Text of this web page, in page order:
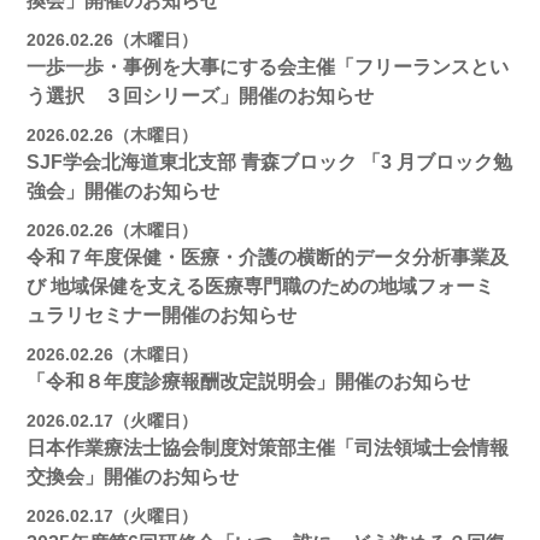
2026.02.26（木曜日）
一歩一歩・事例を大事にする会主催「フリーランスとい
う選択 ３回シリーズ」開催のお知らせ
2026.02.26（木曜日）
SJF学会北海道東北支部 ⻘森ブロック 「3 月ブロック勉
強会」開催のお知らせ
2026.02.26（木曜日）
令和７年度保健・医療・介護の横断的データ分析事業及
び 地域保健を支える医療専門職のための地域フォーミ
ュラリセミナー開催のお知らせ
2026.02.26（木曜日）
「令和８年度診療報酬改定説明会」開催のお知らせ
2026.02.17（火曜日）
日本作業療法士協会制度対策部主催「司法領域士会情報
交換会」開催のお知らせ
2026.02.17（火曜日）